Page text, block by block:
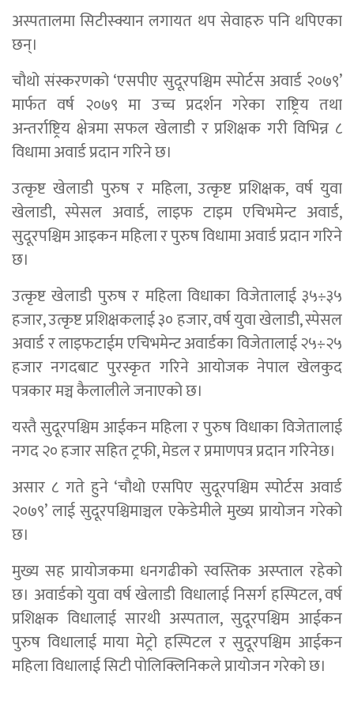
अस्पतालमा सिटीस्क्यान लगायत थप सेवाहरु पनि थपिएका
छन्।
चौथो संस्करणको ‘एसपीए सुदूरपश्चिम स्पोर्टस अवार्ड २०७९’
मार्फत वर्ष २०७९ मा उच्च प्रदर्शन गरेका राष्ट्रिय तथा
अन्तर्राष्ट्रिय क्षेत्रमा सफल खेलाडी र प्रशिक्षक गरी विभिन्न ८
विधामा अवार्ड प्रदान गरिने छ।
उत्कृष्ट खेलाडी पुरुष र महिला, उत्कृष्ट प्रशिक्षक, वर्ष युवा
खेलाडी, स्पेसल अवार्ड, लाइफ टाइम एचिभमेन्ट अवार्ड,
सुदूरपश्चिम आइकन महिला र पुरुष विधामा अवार्ड प्रदान गरिने
छ।
उत्कृष्ट खेलाडी पुरुष र महिला विधाका विजेतालाई ३५÷३५
हजार, उत्कृष्ट प्रशिक्षकलाई ३० हजार, वर्ष युवा खेलाडी, स्पेसल
अवार्ड र लाइफटाईम एचिभमेन्ट अवार्डका विजेतालाई २५÷२५
हजार नगदबाट पुरस्कृत गरिने आयोजक नेपाल खेलकुद
पत्रकार मञ्च कैलालीले जनाएको छ।
यस्तै सुदूरपश्चिम आईकन महिला र पुरुष विधाका विजेतालाई
नगद २० हजार सहित ट्रफी, मेडल र प्रमाणपत्र प्रदान गरिनेछ।
असार ८ गते हुने ‘चौथो एसपिए सुदूरपश्चिम स्पोर्टस अवार्ड
२०७९’ लाई सुदूरपश्चिमाञ्चल एकेडेमीले मुख्य प्रायोजन गरेको
छ।
मुख्य सह प्रायोजकमा धनगढीको स्वस्तिक अस्प्ताल रहेको
छ। अवार्डको युवा वर्ष खेलाडी विधालाई निसर्ग हस्पिटल, वर्ष
प्रशिक्षक विधालाई सारथी अस्पताल, सुदूरपश्चिम आईकन
पुरुष विधालाई माया मेट्रो हस्पिटल र सुदूरपश्चिम आईकन
महिला विधालाई सिटी पोलिक्लिनिकले प्रायोजन गरेको छ।